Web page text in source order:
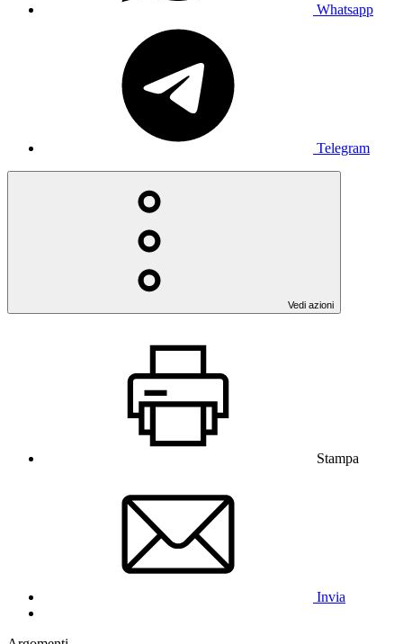
Whatsapp
Telegram
Vedi azioni
Stampa
Invia